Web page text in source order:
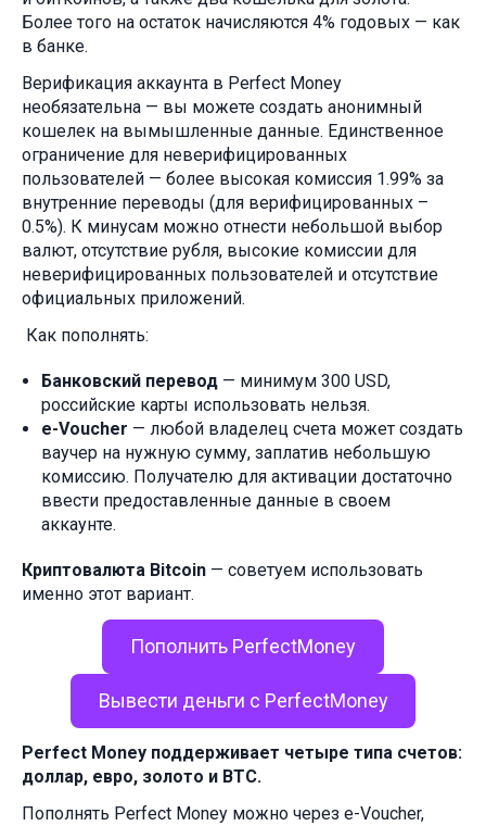
Более того на остаток начисляются 4% годовых — как
в банке.
Верификация аккаунта в Perfect Money
необязательна — вы можете создать анонимный
кошелек на вымышленные данные. Единственное
ограничение для неверифицированных
пользователей — более высокая комиссия 1.99% за
внутренние переводы (для верифицированных –
0.5%). К минусам можно отнести небольшой выбор
валют, отсутствие рубля, высокие комиссии для
неверифицированных пользователей и отсутствие
официальных приложений.
Как пополнять:
Банковский перевод — минимум 300 USD,
российские карты использовать нельзя.
e-Voucher — любой владелец счета может создать
ваучер на нужную сумму, заплатив небольшую
комиссию. Получателю для активации достаточно
ввести предоставленные данные в своем
аккаунте.
Криптовалюта Bitcoin — советуем использовать
именно этот вариант.
Пополнить PerfectMoney
Вывести деньги с PerfectMoney
Perfect Money поддерживает четыре типа счетов:
доллар, евро, золото и BTC.
Пополнять Perfect Money можно через e-Voucher,